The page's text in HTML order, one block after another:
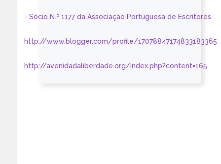
- Sócio N.º 1177 da Associação Portuguesa de Escritores
http://www.blogger.com/profile/17078847174833183365
http://avenidadaliberdade.org/index.php?content=165